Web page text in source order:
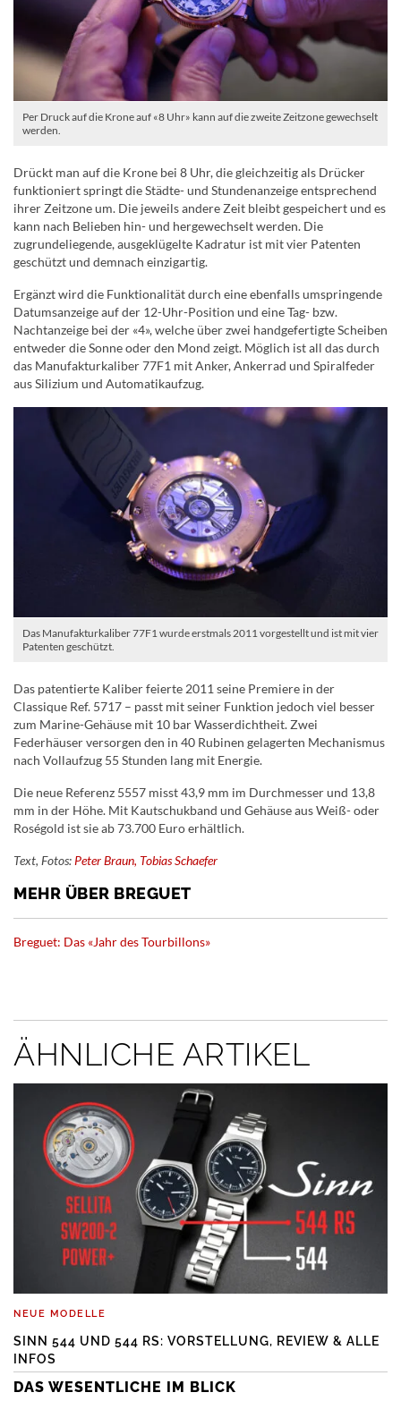
Per Druck auf die Krone auf «8 Uhr» kann auf die zweite Zeitzone gewechselt
werden.
Drückt man auf die Krone bei 8 Uhr, die gleichzeitig als Drücker
funktioniert springt die Städte- und Stundenanzeige entsprechend
ihrer Zeitzone um. Die jeweils andere Zeit bleibt gespeichert und es
kann nach Belieben hin- und hergewechselt werden. Die
zugrundeliegende, ausgeklügelte Kadratur ist mit vier Patenten
geschützt und demnach einzigartig.
Ergänzt wird die Funktionalität durch eine ebenfalls umspringende
Datumsanzeige auf der 12-Uhr-Position und eine Tag- bzw.
Nachtanzeige bei der «4», welche über zwei handgefertigte Scheiben
entweder die Sonne oder den Mond zeigt. Möglich ist all das durch
das Manufakturkaliber 77F1 mit Anker, Ankerrad und Spiralfeder
aus Silizium und Automatikaufzug.
Das Manufakturkaliber 77F1 wurde erstmals 2011 vorgestellt und ist mit vier
Patenten geschützt.
Das patentierte Kaliber feierte 2011 seine Premiere in der
Classique Ref. 5717 – passt mit seiner Funktion jedoch viel besser
zum Marine-Gehäuse mit 10 bar Wasserdichtheit. Zwei
Federhäuser versorgen den in 40 Rubinen gelagerten Mechanismus
nach Vollaufzug 55 Stunden lang mit Energie.
Die neue Referenz 5557 misst 43,9 mm im Durchmesser und 13,8
mm in der Höhe. Mit Kautschukband und Gehäuse aus Weiß- oder
Roségold ist sie ab 73.700 Euro erhältlich.
Text, Fotos: Peter Braun, Tobias Schaefer
MEHR ÜBER BREGUET
Breguet: Das «Jahr des Tourbillons»
ÄHNLICHE ARTIKEL
NEUE MODELLE
SINN 544 UND 544 RS: VORSTELLUNG, REVIEW & ALLE
INFOS
DAS WESENTLICHE IM BLICK